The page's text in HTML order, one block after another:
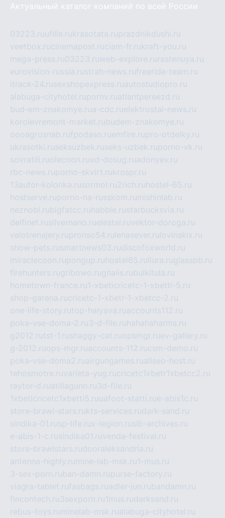
Актуальный каталог компаний по всей России
03223.ruufille.rukrasotata.ruprazdnikdushi.ru
veetbox.rucinemapost.ruciam-fr.rukraft-you.ru
mega-press.ru03223.ruweb-explore.ru rastenuya.ru
eurovision-russia.rustrah-news.rufreeride-team.ru
itrack-24.rusexshopexpress.ruautostudiopro.ru
alabuga-cityhotel.rupornv.ruatlantpereezd.ru
bud-em-znakomye.rua-cdc.ruelektrostal-news.ru
korolevremont-market.rubudem-znakomye.ru
oooagrosnab.rufpodaso.ruemfire.rupro-otdelky.ru
ukrasotki.ruseksuzbek.ruseks-uzbek.ruporno-vk.ru
sovratili.ruolecoon.ruvd-dosug.ruadonyev.ru
rbc-news.ruporno-skvirt.rukrospr.ru
13autor-kolonka.rusormol.ru2rich.ru hostel-65.ru
hostserve.ruporno-na-russkom.ru mishinlab.ru
neznobi.rubigfatcc.ru habble.rustarbucksvia.ru
delfinet.rusilvernano.ruelestal.ruvektor-doroga.ru
velotrenajery.rupronso54.ru lenasever.ru lovinskix.ru
show-pets.rusmartnews03.rudiscofoxworld.ru
miraclecoon.rupongup.ru hostel65.ru liura.ruglasspb.ru
firehunters.rugribowo.rugnalis.rubulkitula.ru
hometown-france.ru1-xbeticricetc-1-xbetti-5.ru
shop-garena.rucricetc-1-xbetr-1-xbetcc-2.ru
one-life-story.rutop-halyava.ruaccounts112.ru
poka-vse-doma-2.ru3-d-file.ru hahahaharms.ru
g2012.rutst-1.rushaggy-cat.ruopsmgr.ruev-gallery.ru
g-2012.ruops-mgr.ruaccounts-112.rucsm-demo.ru
poka-vse-doma2.ruairgungames.ruallseo-host.ru
tehosmotre.ruvarieta-yug.rucricetc1xbetr1xbetcc2.ru
raytor-d.ruatillagunn.ru3d-file.ru
1xbeticricetc1xbetti5.ruuafoot-statti.rue-abis1c.ru
store-brawl-stars.rukts-services.rudark-sand.ru
sindika-01.rusp-life.rux-legion.rusib-archives.ru
e-abis-1-c.rusindika01.ruvenda-festival.ru
store-brawlstars.rudooraleksandria.ru
antenna-highly.ru mine-lab-msk.ru1-mus.ru
3-sex-porn.ruban-damn.rupurse-factory.ru
viagra-tablet.rufasbags.ruadler-jun.rubandamn.ru
fincontech.ru3sexporn.ru1mus.rudarksand.ru
rebus-toys.ru minelab-msk.rualabuga-cityhotel.ru